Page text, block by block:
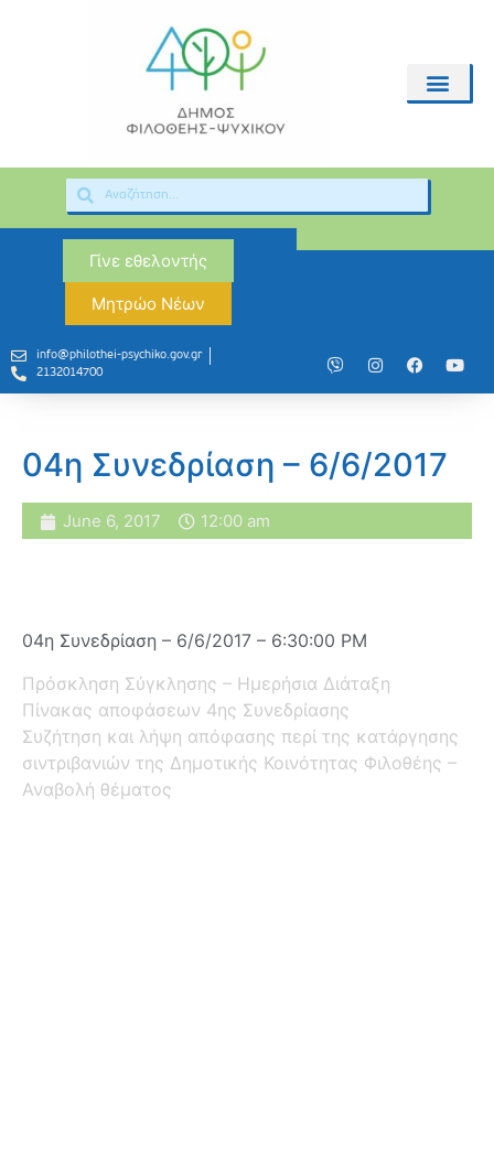
Γίνε εθελοντής
Μητρώο Νέων
info@philothei-psychiko.gov.gr
2132014700
04η Συνεδρίαση – 6/6/2017
June 6, 2017 12:00 am
04η Συνεδρίαση – 6/6/2017 – 6:30:00 PM
Πρόσκληση Σύγκλησης – Ημερήσια Διάταξη
Πίνακας αποφάσεων 4ης Συνεδρίασης
Συζήτηση και λήψη απόφασης περί της κατάργησης
σιντριβανιών της Δημοτικής Κοινότητας Φιλοθέης –
Αναβολή θέματος